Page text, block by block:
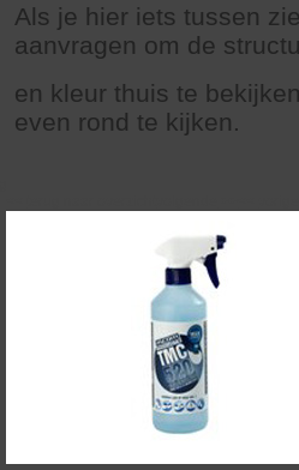
Als je hier iets tussen
aanvragen om de
en kleur thuis te
even rond te kijken.